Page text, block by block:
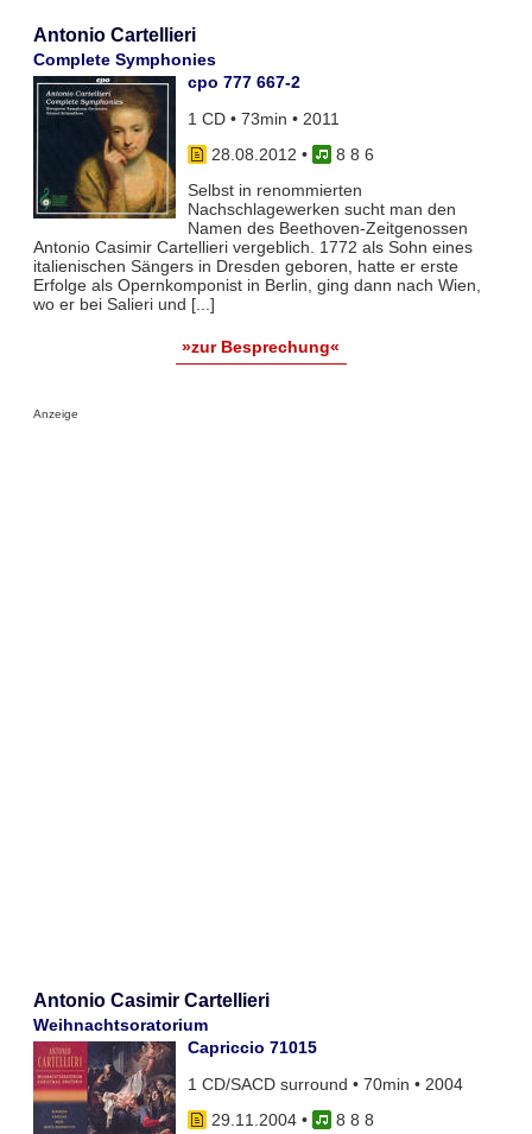
Antonio Cartellieri
Complete Symphonies
cpo 777 667-2
1 CD • 73min • 2011
28.08.2012 •
8 8 6
Selbst in renommierten
Nachschlagewerken sucht man den
Namen des Beethoven-Zeitgenossen
Antonio Casimir Cartellieri vergeblich. 1772 als Sohn eines
italienischen Sängers in Dresden geboren, hatte er erste
Erfolge als Opernkomponist in Berlin, ging dann nach Wien,
wo er bei Salieri und [...]
»zur Besprechung«
Anzeige
Antonio Casimir Cartellieri
Weihnachtsoratorium
Capriccio 71015
1 CD/SACD surround • 70min • 2004
29.11.2004•
8 8 8